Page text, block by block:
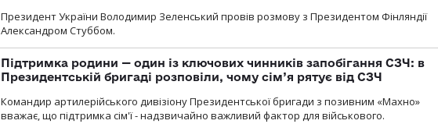
Президент України Володимир Зеленський провів розмову з Президентом Фінляндії
Александром Стуббом.
Підтримка родини — один із ключових чинників запобігання СЗЧ: в
Президентській бригаді розповіли, чому сім’я рятує від СЗЧ
Командир артилерійського дивізіону Президентської бригади з позивним «Махно»
вважає, що підтримка сім'ї - надзвичайно важливий фактор для військового.